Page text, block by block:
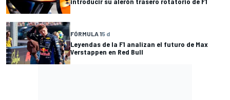
FÓRMULA 15 d
Leyendas de la F1 analizan el futuro de Max
Verstappen en Red Bull